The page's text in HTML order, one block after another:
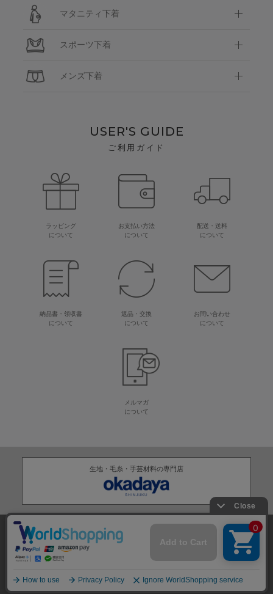
マタニティ下着
スポーツ下着
メンズ下着
USER'S GUIDE
ご利用ガイド
ラッピング
について
お支払い方法
について
配送・送料
について
納品書・領収書
について
返品・交換
について
お問い合わせ
について
メルマガ
について
生地・毛糸・手芸材料の専門店
株式会社オカダヤ
特定商取引法に基づく表記 プライバシーポリシー サイトマップ
2012-2026OKADAYA CO.,LTD.